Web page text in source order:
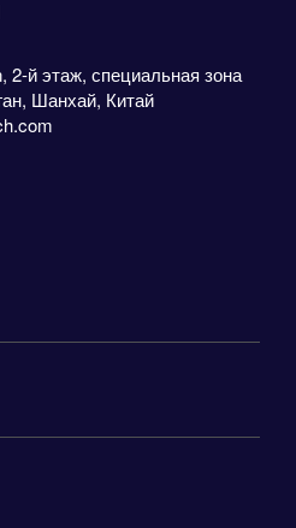
2-й этаж, специальная зона
Шанхай, Китай